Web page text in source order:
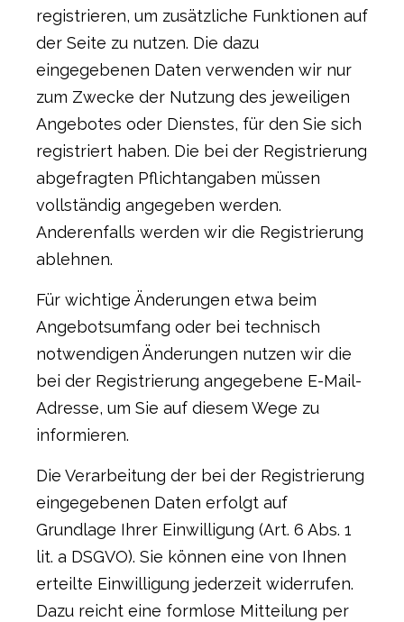
registrieren, um zusätzliche Funktionen auf
der Seite zu nutzen. Die dazu
eingegebenen Daten verwenden wir nur
zum Zwecke der Nutzung des jeweiligen
Angebotes oder Dienstes, für den Sie sich
registriert haben. Die bei der Registrierung
abgefragten Pflichtangaben müssen
vollständig angegeben werden.
Anderenfalls werden wir die Registrierung
ablehnen.
Für wichtige Änderungen etwa beim
Angebotsumfang oder bei technisch
notwendigen Änderungen nutzen wir die
bei der Registrierung angegebene E-Mail-
Adresse, um Sie auf diesem Wege zu
informieren.
Die Verarbeitung der bei der Registrierung
eingegebenen Daten erfolgt auf
Grundlage Ihrer Einwilligung (Art. 6 Abs. 1
lit. a DSGVO). Sie können eine von Ihnen
erteilte Einwilligung jederzeit widerrufen.
Dazu reicht eine formlose Mitteilung per